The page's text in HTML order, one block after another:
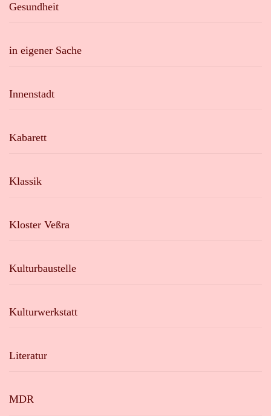
Gesundheit
in eigener Sache
Innenstadt
Kabarett
Klassik
Kloster Veßra
Kulturbaustelle
Kulturwerkstatt
Literatur
MDR